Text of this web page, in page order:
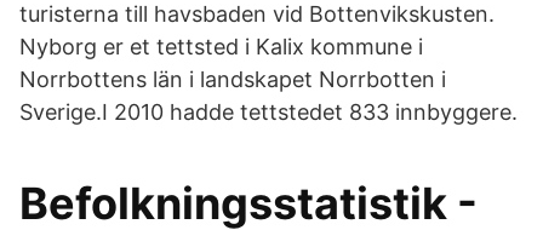
turisterna till havsbaden vid Bottenvikskusten.
Nyborg er et tettsted i Kalix kommune i
Norrbottens län i landskapet Norrbotten i
Sverige.I 2010 hadde tettstedet 833 innbyggere.
Befolkningsstatistik -